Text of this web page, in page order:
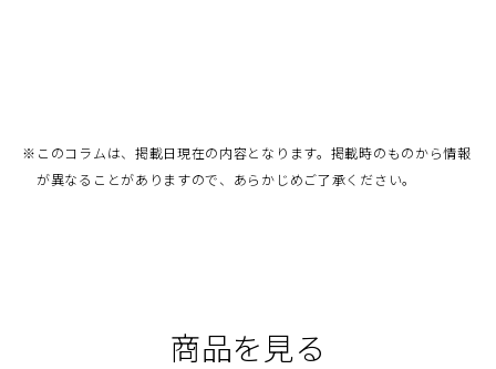
※ このコラムは、掲載日現在の内容となります。掲載時のものから情報
が異なることがありますので、あらかじめご了承ください。
商品を見る